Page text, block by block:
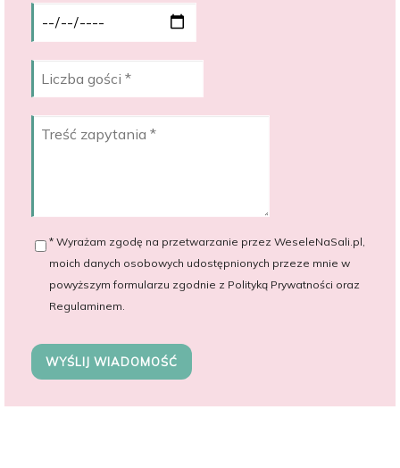
* Wyrażam zgodę na przetwarzanie przez WeseleNaSali.pl,
moich danych osobowych udostępnionych przeze mnie w
powyższym formularzu zgodnie z Polityką Prywatności oraz
Regulaminem.
WYŚLIJ WIADOMOŚĆ